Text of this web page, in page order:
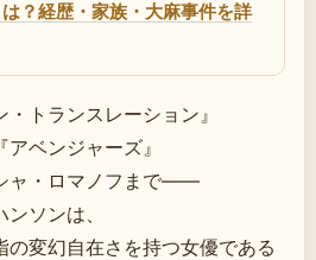
？経歴・家族・大麻事件を詳
トランスレーション』
ベンジャーズ』
ャ・ロマノフまで――
ソンは、
の変幻自在さを持つ女優である